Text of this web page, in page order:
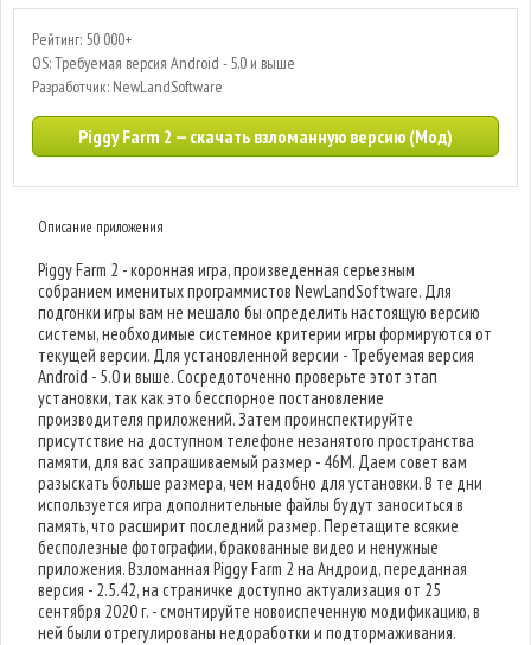
Рейтинг: 50 000+
OS: Требуемая версия Android - 5.0 и выше
Разработчик: NewLandSoftware
Piggy Farm 2 — скачать взломанную версию (Мод)
Описание приложения
Piggy Farm 2 - коронная игра, произведенная серьезным
собранием именитых программистов NewLandSoftware. Для
подгонки игры вам не мешало бы определить настоящую версию
системы, необходимые системное критерии игры формируются от
текущей версии. Для установленной версии - Требуемая версия
Android - 5.0 и выше. Сосредоточенно проверьте этот этап
установки, так как это бесспорное постановление
производителя приложений. Затем проинспектируйте
присутствие на доступном телефоне незанятого пространства
памяти, для вас запрашиваемый размер - 46M. Даем совет вам
разыскать больше размера, чем надобно для установки. В те дни
используется игра дополнительные файлы будут заноситься в
память, что расширит последний размер. Перетащите всякие
бесполезные фотографии, бракованные видео и ненужные
приложения. Взломанная Piggy Farm 2 на Андроид, переданная
версия - 2.5.42, на страничке доступно актуализация от 25
сентября 2020 г. - смонтируйте новоиспеченную модификацию, в
ней были отрегулированы недоработки и подтормаживания.